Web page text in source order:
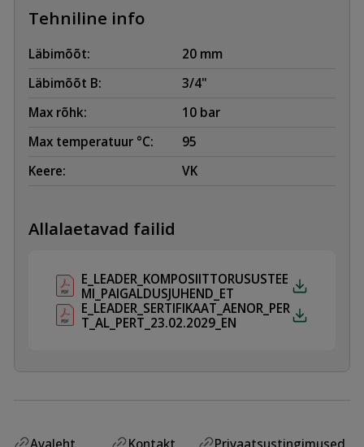
Tehniline info
Läbimõõt:
20 mm
Läbimõõt B:
3/4"
Max rõhk:
10 bar
Max temperatuur °C:
95
Keere:
VK
Allalaetavad failid
E_LEADER_KOMPOSIITTORUSUSTEE
MI_PAIGALDUSJUHEND_ET
E_LEADER_SERTIFIKAAT_AENOR_PER
T_AL_PERT_23.02.2029_EN